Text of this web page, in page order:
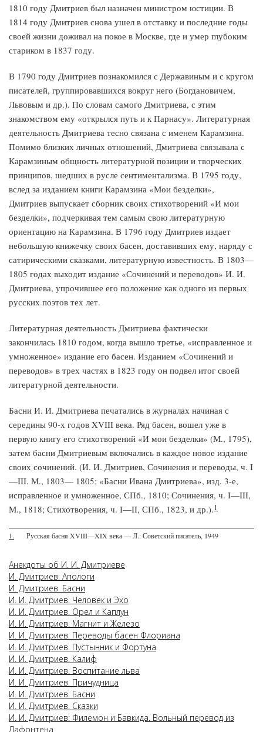
1810 году Дмитриев был назначен министром юстиции. В
1814 году Дмитриев снова ушел в отставку и последние годы
своей жизни доживал на покое в Москве, где и умер глубоким
стариком в 1837 году.
В 1790 году Дмитриев познакомился с Державиным и с кругом
писателей, группировавшихся вокруг него (Богдановичем,
Львовым и др.). По словам самого Дмитриева, с этим
знакомством ему «открылся путь и к Парнасу». Литературная
деятельность Дмитриева тесно связана с именем Карамзина.
Помимо близких личных отношений, Дмитриева связывала с
Карамзиным общность литературной позиции и творческих
принципов, шедших в русле сентиментализма. В 1795 году,
вслед за изданием книги Карамзина «Мои безделки»,
Дмитриев выпускает сборник своих стихотворений «И мои
безделки», подчеркивая тем самым свою литературную
ориентацию на Карамзина. В 1796 году Дмитриев издает
небольшую книжечку своих басен, доставивших ему, наряду с
сатирическими сказками, литературную известность. В 1803—
1805 годах выходит издание «Сочинений и переводов» И. И.
Дмитриева, упрочившее его положение как одного из первых
русских поэтов тех лет.
Литературная деятельность Дмитриева фактически
закончилась 1810 годом, когда вышло третье, «исправленное и
умноженное» издание его басен. Изданием «Сочинений и
переводов» в трех частях в 1823 году он подвел итог своей
литературной деятельности.
Басни И. И. Дмитриева печатались в журналах начиная с
середины 90-х годов XVIII века. Ряд басен, вошел уже в
первую книгу его стихотворений «И мои безделки» (М., 1795),
затем басни Дмитриевым включались в каждое новое издание
своих сочинений. (И. И. Дмитриев, Сочинения и переводы, ч. I
—III. М., 1803— 1805; «Басни Ивана Дмитриева», изд. 3-е,
исправленное и умноженное, СПб., 1810; Сочинения, ч. I—III,
М., 1818; Стихотворения, ч. I—II, СПб., 1823, и др.).1
1. Русская басня XVIII—XIX века — Л.: Советский писатель, 1949
Анекдоты об И. И. Дмитриеве
И. Дмитриев. Апологи
И. Дмитриев. Басни
И. И. Дмитриев. Человек и Эхо
И. И. Дмитриев. Орел и Каплун
И. И. Дмитриев. Магнит и Железо
И. И. Дмитриев. Переводы басен Флориана
И. И. Дмитриев. Пустынник и Фортуна
И. И. Дмитриев. Калиф
И. И. Дмитриев. Воспитание льва
И. И. Дмитриев. Причудница
И. И. Дмитриев. Басни
И. И. Дмитриев. Сказки
И. И. Дмитриев: Филемон и Бавкида. Вольный перевод из
Лафонтена